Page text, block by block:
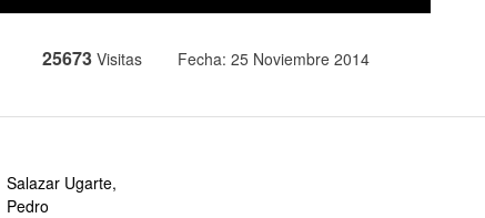
25673 Visitas Fecha: 25 Noviembre 2014
Salazar Ugarte,
Pedro